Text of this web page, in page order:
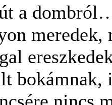
a
bokámnak,